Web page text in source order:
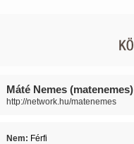
Máté Nemes (matenemes)
http://network.hu/matenemes
Nem: Férfi